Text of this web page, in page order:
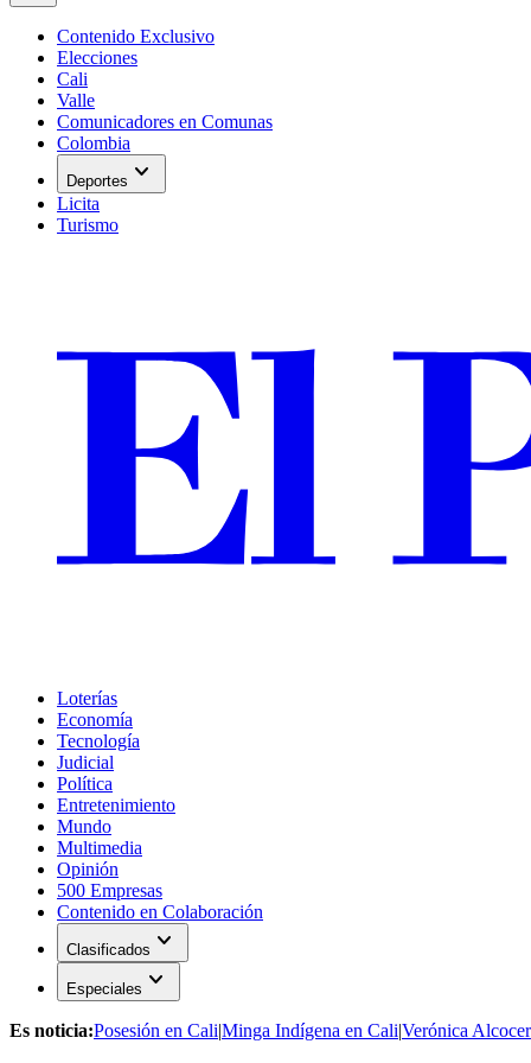
Contenido Exclusivo
Elecciones
Cali
Valle
Comunicadores en Comunas
Colombia
Deportes expand_more
Licita
Turismo
Loterías
Economía
Tecnología
Judicial
Política
Entretenimiento
Mundo
Multimedia
Opinión
500 Empresas
Contenido en Colaboración
Clasificados expand_more
Especiales expand_more
Es noticia:Posesión en Cali|Minga Indígena en Cali|Verónica Alcocer